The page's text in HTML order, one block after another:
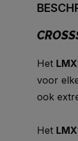
Het
voor
ook
Het